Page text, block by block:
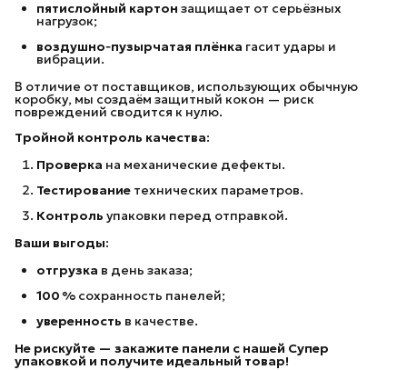
пятислойный картон защищает от серьёзных
нагрузок;
воздушно‑пузырчатая плёнка гасит удары и
вибрации.
В отличие от поставщиков, использующих обычную
коробку, мы создаём защитный кокон — риск
повреждений сводится к нулю.
Тройной контроль качества:
Проверка на механические дефекты.
Тестирование технических параметров.
Контроль упаковки перед отправкой.
Ваши выгоды:
отгрузка в день заказа;
100 % сохранность панелей;
уверенность в качестве.
Не рискуйте — закажите панели с нашей Супер
упаковкой и получите идеальный товар!